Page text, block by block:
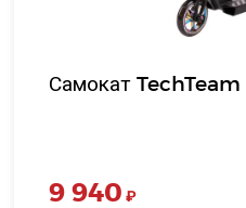
Самокат
9 940 ₽